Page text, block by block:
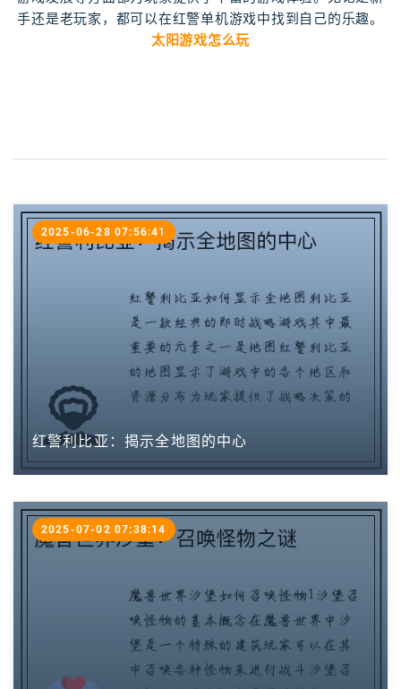
手还是老玩家，都可以在红警单机游戏中找到自己的乐趣。
太阳游戏怎么玩
红警利比亚：揭示全地图的中心
2025-06-28 07:56:41
2025-07-02 07:38:14